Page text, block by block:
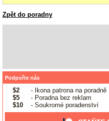
Zpět do poradny
Podpořte nás
$2
- Ikona patrona na poradně
$5
- Poradna bez reklam
$10
- Soukromé poradenství